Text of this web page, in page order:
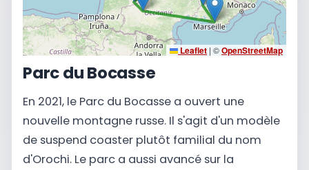
Leaflet | ©OpenStreetMap
Parc du Bocasse
En 2021, le Parc du Bocasse a ouvert une
nouvelle montagne russe. Il s'agit d'un modèle
de suspend coaster plutôt familial du nom
d'Orochi. Le parc a aussi avancé sur la